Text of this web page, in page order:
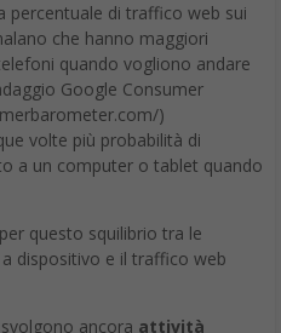
percentuale di traffico web sui
che hanno maggiori
quando vogliono andare
Google Consumer
)
volte più probabilità di
a un computer o tablet quando
questo squilibrio tra le
dispositivo e il traffico web
ancora attività